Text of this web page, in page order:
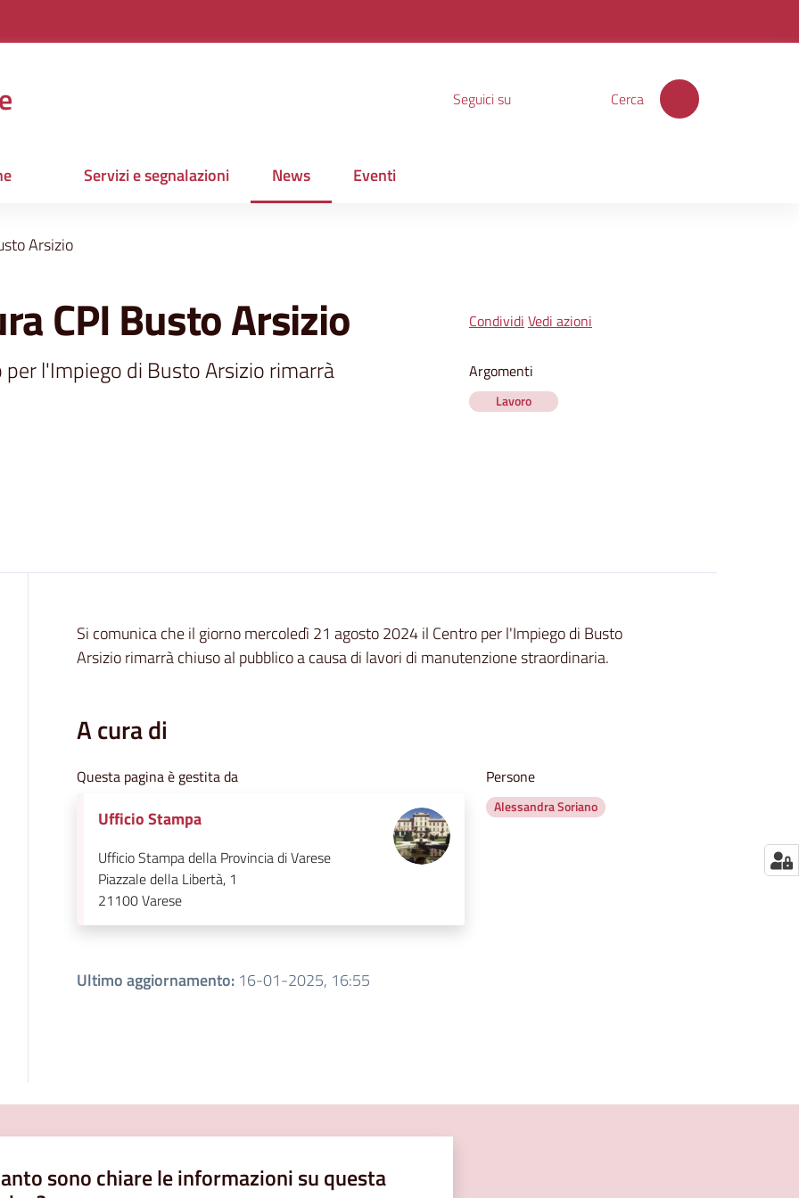
Seguici su Cerca
Servizi e segnalazioni News
Menu selezionato
Eventi
Arsizio
CPI Busto Arsizio
l'Impiego di Busto Arsizio rimarrà
Condividi Vedi azioni
Argomenti
Lavoro
Contenuto
Si comunica che il giorno mercoledì 21 agosto 2024 il Centro per l'Impiego di Busto
Arsizio rimarrà chiuso al pubblico a causa di lavori di manutenzione straordinaria.
A cura di
Questa pagina è gestita da
Ufficio Stampa
Ufficio Stampa della Provincia di Varese
Piazzale della Libertà, 1
21100Varese
Persone
Alessandra Soriano
Ultimo aggiornamento: 16-01-2025, 16:55
sono chiare le informazioni su questa